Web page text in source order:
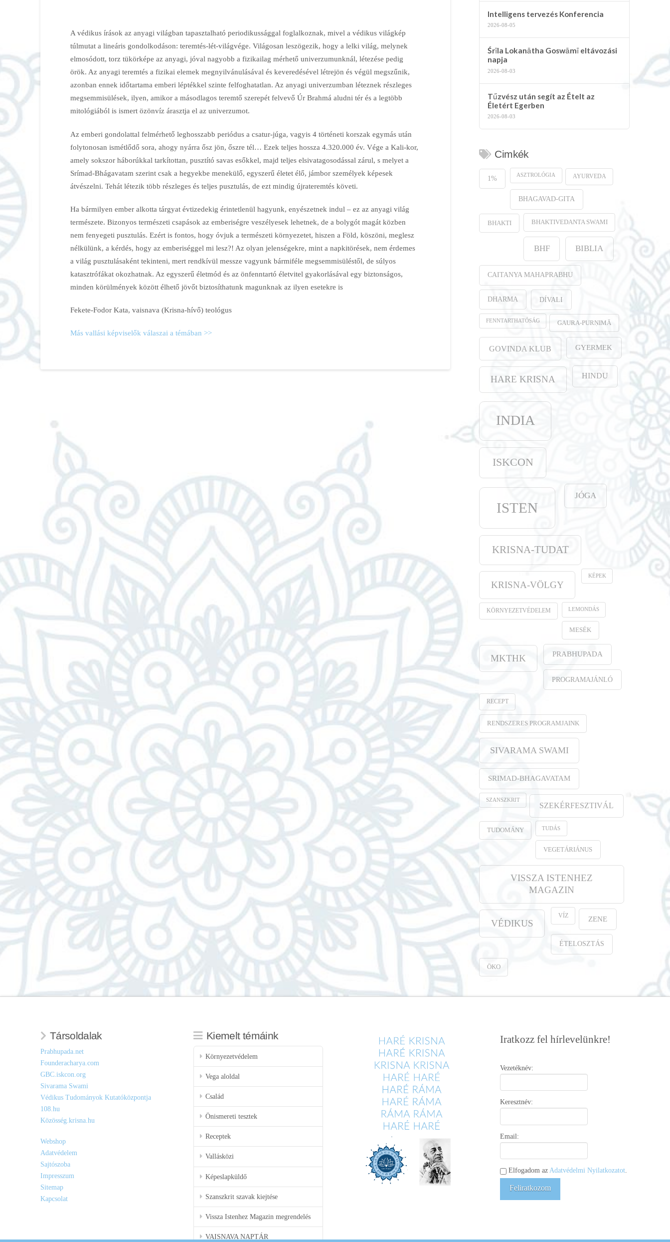
A védikus írások az anyagi világban tapasztalható periodikussággal foglalkoznak, mivel a védikus világkép
túlmutat a lineáris gondolkodáson: teremtés-lét-világvége. Világosan leszögezik, hogy a lelki világ, melynek
elmosódott, torz tükörképe az anyagi, jóval nagyobb a fizikailag mérhető univerzumunknál, létezése pedig
örök. Az anyagi teremtés a fizikai elemek megnyilvánulásával és keveredésével létrejön és végül megszűnik,
azonban ennek időtartama emberi léptékkel szinte felfoghatatlan. Az anyagi univerzumban léteznek részleges
megsemmisülések, ilyen, amikor a másodlagos teremtő szerepét felvevő Úr Brahmá aludni tér és a legtöbb
mitológiából is ismert özönvíz árasztja el az univerzumot.
Az emberi gondolattal felmérhető leghosszabb periódus a csatur-júga, vagyis 4 történeti korszak egymás után
folytonosan ismétlődő sora, ahogy nyárra ősz jön, őszre tél… Ezek teljes hossza 4.320.000 év. Vége a Kali-kor,
amely sokszor háborúkkal tarkítottan, pusztító savas esőkkel, majd teljes elsivatagosodással zárul, s melyet a
Srímad-Bhágavatam szerint csak a hegyekbe menekülő, egyszerű életet élő, jámbor személyek képesek
átvészelni. Tehát létezik több részleges és teljes pusztulás, de ezt mindig újrateremtés követi.
Ha bármilyen ember alkotta tárgyat évtizedekig érintetlenül hagyunk, enyészetnek indul – ez az anyagi világ
természete. Bizonyos természeti csapások az emberiségre veszélyesek lehetnek, de a bolygót magát közben
nem fenyegeti pusztulás. Ezért is fontos, hogy óvjuk a természeti környezetet, hiszen a Föld, köszöni, meglesz
nélkülünk, a kérdés, hogy az emberiséggel mi lesz?! Az olyan jelenségekre, mint a napkitörések, nem érdemes
a világ pusztulásaként tekinteni, mert rendkívül messze vagyunk bármiféle megsemmisüléstől, de súlyos
katasztrófákat okozhatnak. Az egyszerű életmód és az önfenntartó életvitel gyakorlásával egy biztonságos,
minden körülmények között élhető jövőt biztosíthatunk magunknak az ilyen esetekre is
Fekete-Fodor Kata, vaisnava (Krisna-hívő) teológus
Más vallási képviselők válaszai a témában >>
Intelligens tervezés Konferencia
2026-08-05
Śrīla Lokanātha Goswāmī eltávozási
napja
2026-08-03
Tűzvész után segít az Ételt az
Életért Egerben
2026-08-03
Cimkék
1% ASZTROLÓGIA AYURVEDA
BHAGAVAD-GITA
BHAKTI BHAKTIVEDANTA SWAMI
BHF BIBLIA
CAITANYA MAHAPRABHU
DHARMA DÍVALI
FENNTARTHATÓSÁG GAURA-PURṆIMĀ
GOVINDA KLUB GYERMEK
HARE KRISNA HINDU
INDIA
ISKCON
ISTEN
JÓGA
KRISNA-TUDAT
KRISNA-VÖLGY
KÉPEK
KÖRNYEZETVÉDELEM LEMONDÁS
MESÉK
MKTHK PRABHUPADA
PROGRAMAJÁNLÓ
RECEPT
RENDSZERES PROGRAMJAINK
SIVARAMA SWAMI
SRIMAD-BHAGAVATAM
SZANSZKRIT
SZEKÉRFESZTIVÁL
TUDOMÁNY TUDÁS
VEGETÁRIÁNUS
VISSZA ISTENHEZ
MAGAZIN
VÉDIKUS
VÍZ ZENE
ÉTELOSZTÁS
ÖKO
Társoldalak
Prabhupada.net
Founderacharya.com
GBC.iskcon.org
Sivarama Swami
Védikus Tudományok Kutatóközpontja
108.hu
Közösség.krisna.hu
Webshop
Adatvédelem
Sajtószoba
Impresszum
Sitemap
Kapcsolat
Kiemelt témáink
Környezetvédelem
Vega aloldal
Család
Önismereti tesztek
Receptek
Vallásközi
Képeslapküldő
Szanszkrit szavak kiejtése
Vissza Istenhez Magazin megrendelés
VAISNAVA NAPTÁR
Iratkozz fel hírlevelünkre!
Vezetéknév:
Keresztnév:
Email:
Elfogadom azAdatvédelmi Nyilatkozatot.
Feliratkozom